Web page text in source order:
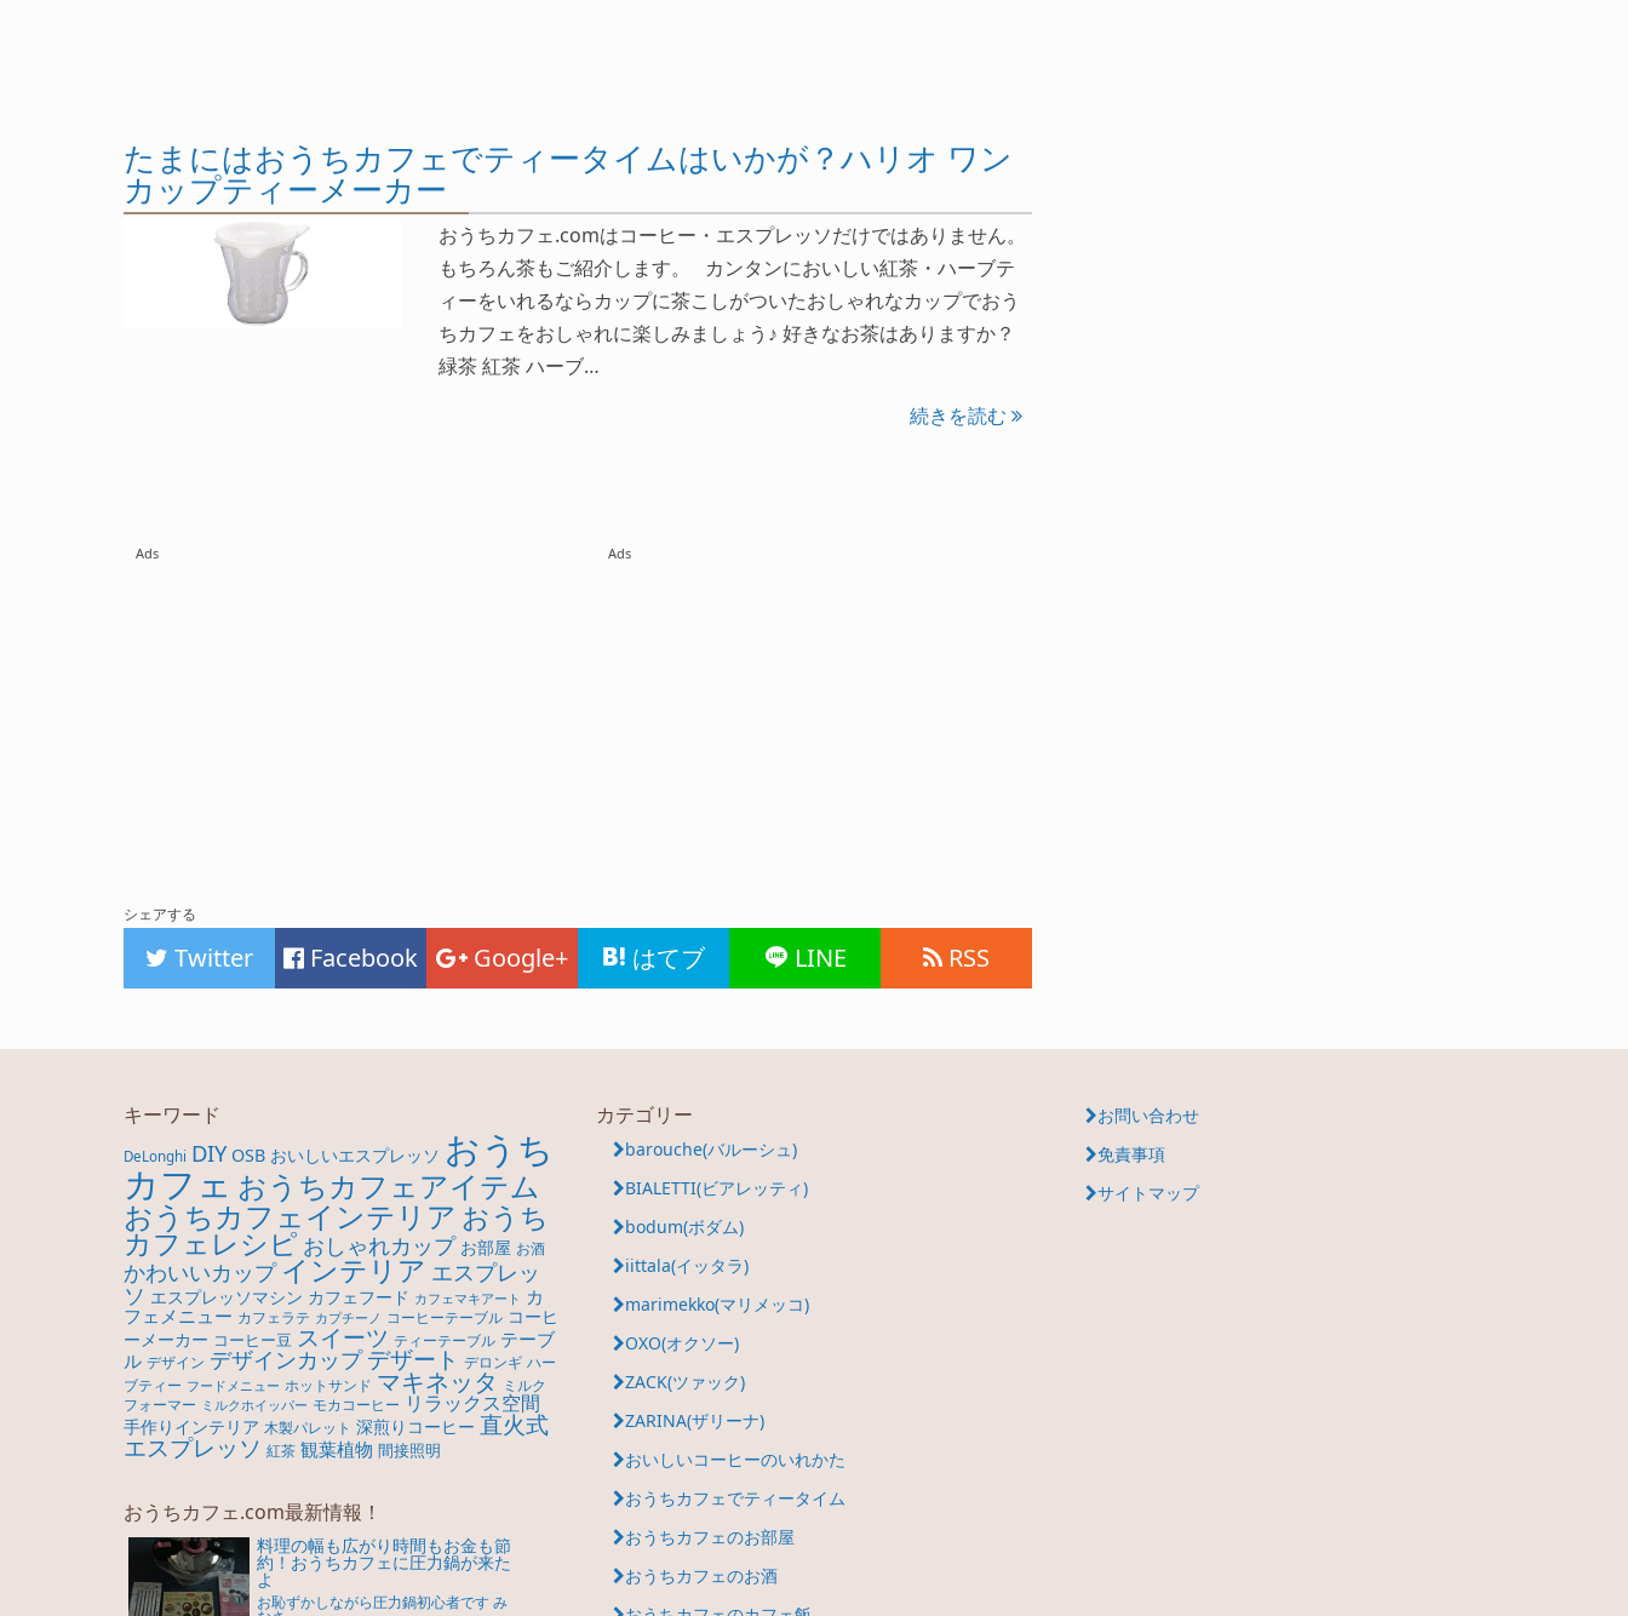
たまにはおうちカフェでティータイムはいかが？ハリオ ワン
カップティーメーカー
おうちカフェ.comはコーヒー・エスプレッソだけではありません。
もちろん茶もご紹介します。 カンタンにおいしい紅茶・ハーブテ
ィーをいれるならカップに茶こしがついたおしゃれなカップでおう
ちカフェをおしゃれに楽しみましょう♪ 好きなお茶はありますか？
緑茶 紅茶 ハーブ…
続きを読む
Ads Ads
シェアする
Twitter Facebook Google+ はてブ LINE RSS
キーワード
DeLonghi DIY OSB おいしいエスプレッソ おうち
カフェ おうちカフェアイテム
おうちカフェインテリア おうち
カフェレシピ おしゃれカップ お部屋 お酒
かわいいカップ インテリア エスプレッ
ソ エスプレッソマシン カフェフード カフェマキアート カ
フェメニュー カフェラテ カプチーノ コーヒーテーブル コーヒ
ーメーカー コーヒー豆 スイーツ ティーテーブル テーブ
ル デザイン デザインカップ デザート デロンギ ハー
ブティー フードメニュー ホットサンド マキネッタ
ミルク
フォーマー ミルクホイッパー モカコーヒー リラックス空間
手作りインテリア 木製パレット 深煎りコーヒー 直火式
エスプレッソ 紅茶 観葉植物 間接照明
おうちカフェ.com最新情報！
料理の幅も広がり時間もお金も節
約！おうちカフェに圧力鍋が来た
よ
お恥ずかしながら圧力鍋初心者です み
カテゴリー
barouche(バルーシュ)
BIALETTI(ビアレッティ)
bodum(ボダム)
iittala(イッタラ)
marimekko(マリメッコ)
OXO(オクソー)
ZACK(ツァック)
ZARINA(ザリーナ)
おいしいコーヒーのいれかた
おうちカフェでティータイム
おうちカフェのお部屋
おうちカフェのお酒
お問い合わせ
免責事項
サイトマップ